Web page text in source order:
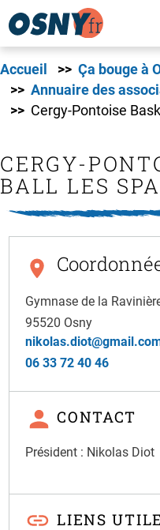
Accueil Ça bouge à
Annuaire des
Cergy-Pontoise
CERGY-
BALL LES
Gymnase de la
95520 Osny
06 33 72 40 46
CONTACT
Président : Nikolas Diot
LIENS